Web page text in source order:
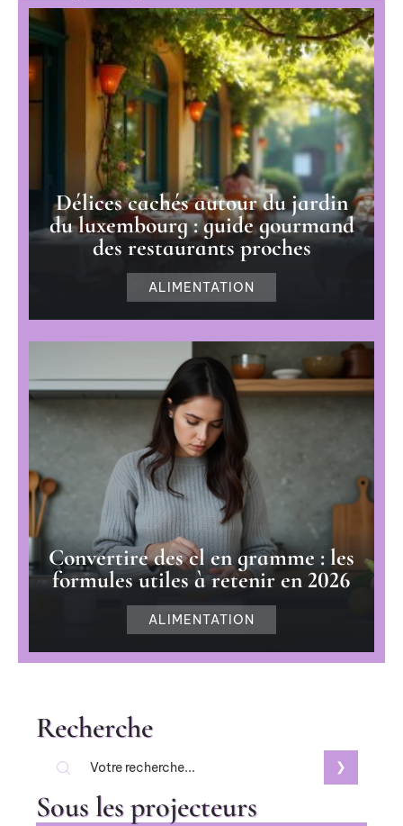
Délices cachés autour du jardin
du luxembourg : guide gourmand
des restaurants proches
ALIMENTATION
Convertire des cl en gramme : les
formules utiles à retenir en 2026
ALIMENTATION
Recherche
Sous les projecteurs